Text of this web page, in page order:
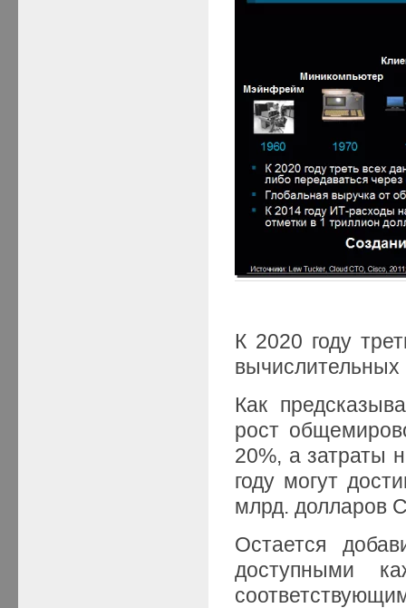
К 2020 году
вычислительных
Как
рост
20%, а затраты
году могут
млрд. долларов
Остается
доступными